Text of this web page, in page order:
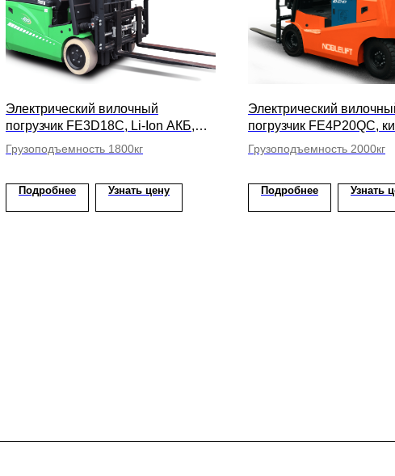
Электрический вилочный
погрузчик FE3D18C, Li-Ion АКБ,
высота подъема вил 5000мм
Грузоподъемность 1800кг
Подробнее Узнать цену
Электрический
погрузчик FE4P20QC,
АКБ, высота подъема
Грузоподъемность 2000кг
Подробнее Узнать